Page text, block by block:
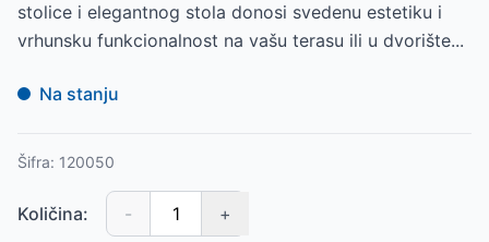
stolice i elegantnog stola donosi svedenu estetiku i
vrhunsku funkcionalnost na vašu terasu ili u dvorište...
Na stanju
Šifra: 120050
Količina: - +